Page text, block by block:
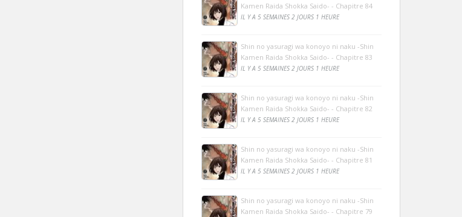
Kamen Raida Shokka Saido- - Chapitre 84
IL Y A 5 SEMAINES 2 JOURS 1 HEURE
Shin no yasuragi wa konoyo ni naku -Shin
Kamen Raida Shokka Saido- - Chapitre 83
IL Y A 5 SEMAINES 2 JOURS 1 HEURE
Shin no yasuragi wa konoyo ni naku -Shin
Kamen Raida Shokka Saido- - Chapitre 82
IL Y A 5 SEMAINES 2 JOURS 1 HEURE
Shin no yasuragi wa konoyo ni naku -Shin
Kamen Raida Shokka Saido- - Chapitre 81
IL Y A 5 SEMAINES 2 JOURS 1 HEURE
Shin no yasuragi wa konoyo ni naku -Shin
Kamen Raida Shokka Saido- - Chapitre 79